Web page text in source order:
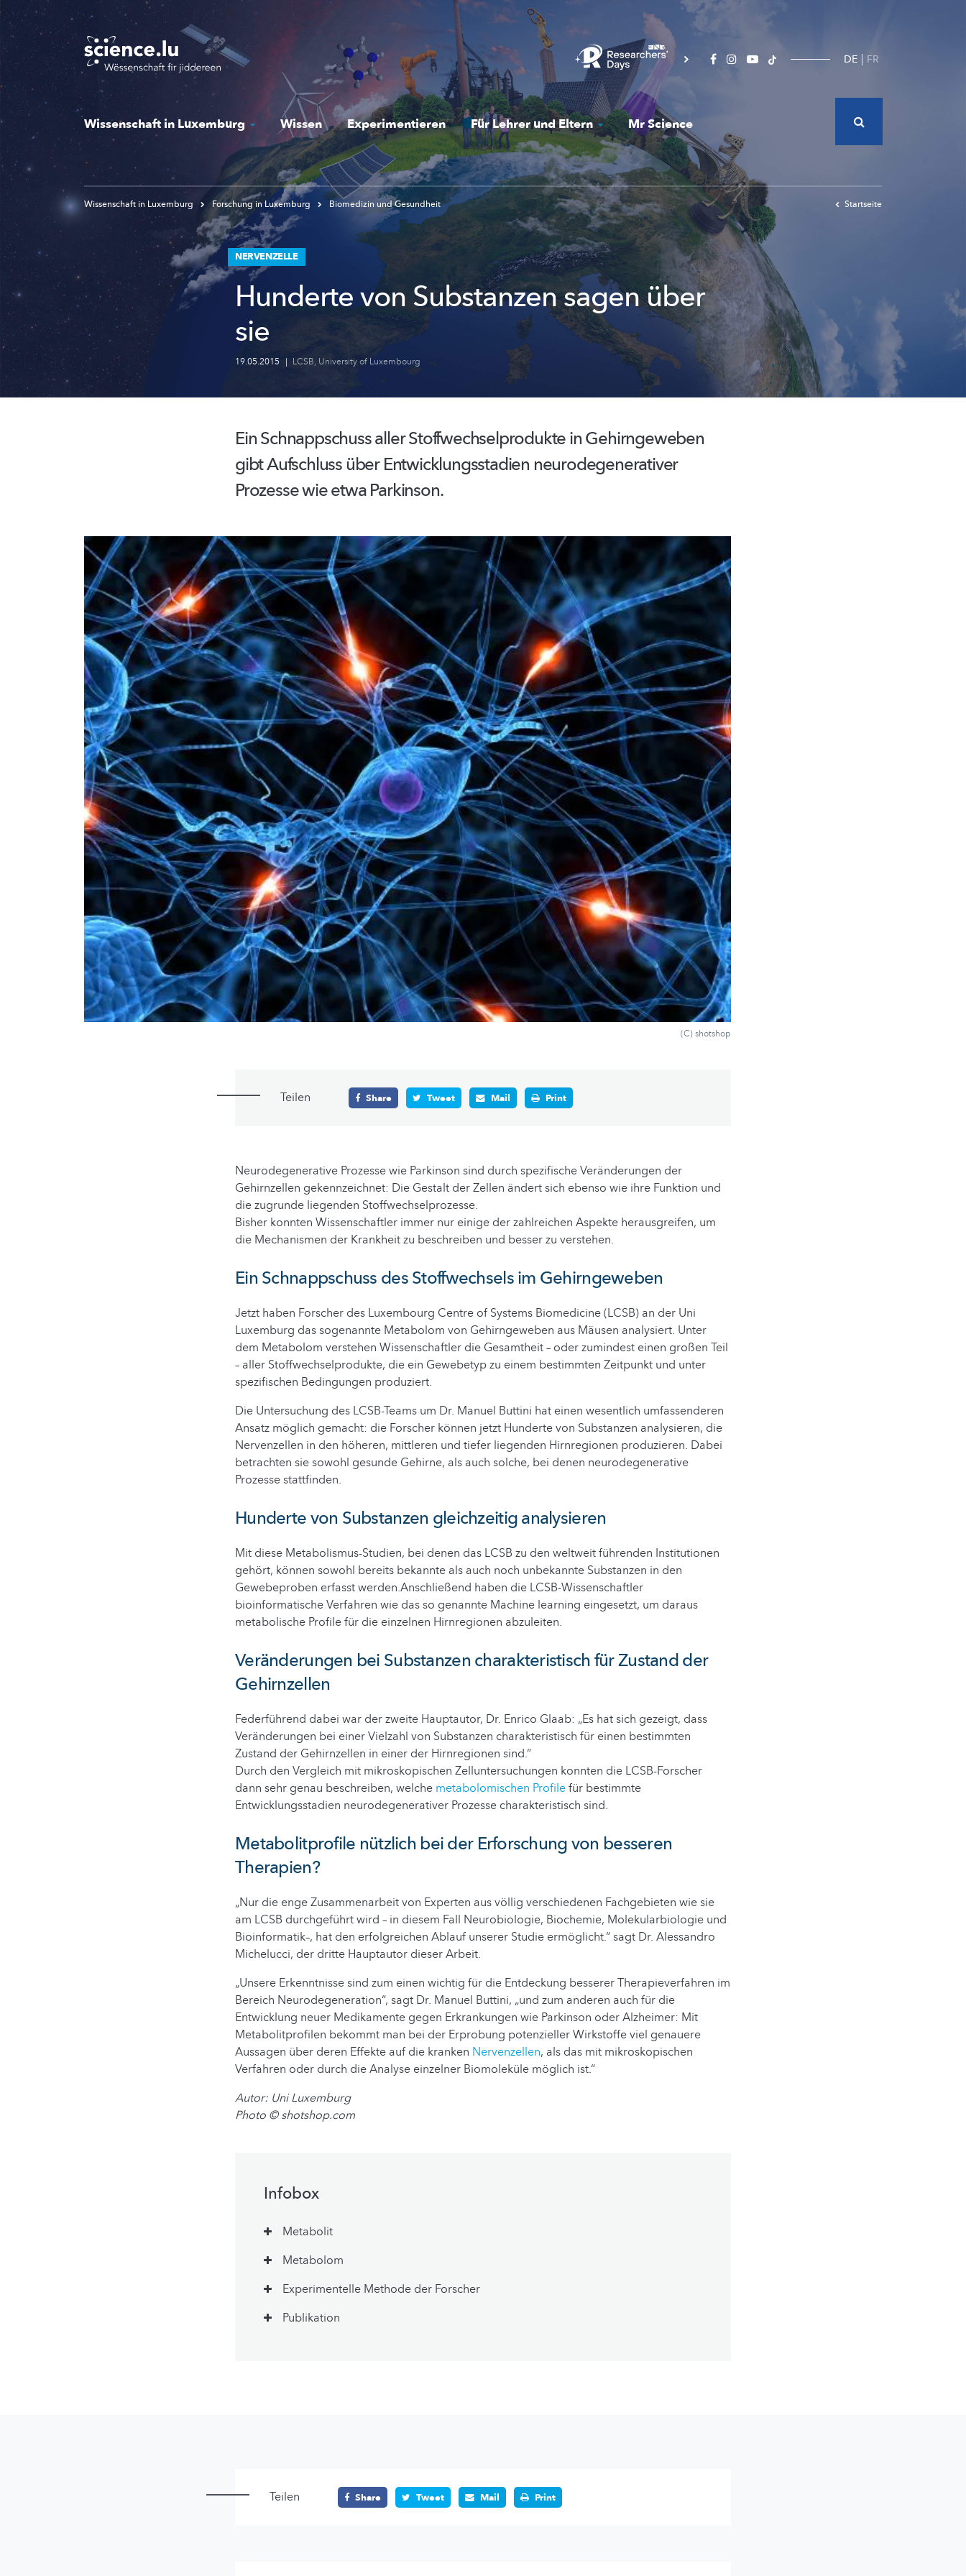
Skip
to
main
content
DE FR
Wissenschaft in Luxemburg Wissen Experimentieren Für Lehrer und Eltern Mr Science
Wissenschaft in Luxemburg Forschung in Luxemburg Biomedizin und Gesundheit Startseite
NERVENZELLE
Hunderte von Substanzen sagen über
sie
19.05.2015 | LCSB, University of Luxembourg
Ein Schnappschuss allerStoffwechselproduktein Gehirngeweben
gibt Aufschluss überEntwicklungsstadien neurodegenerativer
Prozesse wie etwa Parkinson.
(C) shotshop
Teilen Share Tweet Mail Print
Neurodegenerative Prozesse wie Parkinson sind durch spezifische Veränderungen der
Gehirnzellen gekennzeichnet: Die Gestalt der Zellen ändert sich ebenso wie ihre Funktion und
die zugrunde liegenden Stoffwechselprozesse.
Bisher konnten Wissenschaftler immer nur einige der zahlreichen Aspekte herausgreifen, um
die Mechanismen der Krankheit zu beschreiben und besser zu verstehen.
Ein Schnappschuss des Stoffwechsels im Gehirngeweben
Jetzt haben Forscher des Luxembourg Centre of Systems Biomedicine (LCSB) an der Uni
Luxemburg das sogenannte Metabolom von Gehirngeweben aus Mäusen analysiert. Unter
dem Metabolom verstehen Wissenschaftler die Gesamtheit – oder zumindest einen großen Teil
– aller Stoffwechselprodukte, die ein Gewebetyp zu einem bestimmten Zeitpunkt und unter
spezifischen Bedingungen produziert.
Die Untersuchung des LCSB-Teams um Dr. Manuel Buttini hat einen wesentlich umfassenderen
Ansatz möglich gemacht: die Forscher können jetzt Hunderte von Substanzen analysieren, die
Nervenzellen in den höheren, mittleren und tiefer liegenden Hirnregionen produzieren. Dabei
betrachten sie sowohl gesunde Gehirne, als auch solche, bei denen neurodegenerative
Prozesse stattfinden.
Hunderte von Substanzen gleichzeitig analysieren
Mit diese Metabolismus-Studien, bei denen das LCSB zu den weltweit führenden Institutionen
gehört, können sowohl bereits bekannte als auch noch unbekannte Substanzen in den
Gewebeproben erfasst werden.Anschließend haben die LCSB-Wissenschaftler
bioinformatische Verfahren wie das so genannte Machine learning eingesetzt, um daraus
metabolische Profile für die einzelnen Hirnregionen abzuleiten.
Veränderungen bei Substanzen charakteristisch für Zustand der
Gehirnzellen
Federführend dabei war der zweite Hauptautor, Dr. Enrico Glaab: „Es hat sich gezeigt, dass
Veränderungen bei einer Vielzahl von Substanzen charakteristisch für einen bestimmten
Zustand der Gehirnzellen in einer der Hirnregionen sind.“
Durch den Vergleich mit mikroskopischen Zelluntersuchungen konnten die LCSB-Forscher
dann sehr genau beschreiben, welche metabolomischen Profilefür bestimmte
Entwicklungsstadien neurodegenerativer Prozesse charakteristisch sind.
Metabolitprofile nützlich bei der Erforschung von besseren
Therapien?
„Nur die enge Zusammenarbeit von Experten aus völlig verschiedenen Fachgebieten wie sie
am LCSB durchgeführt wird – in diesem Fall Neurobiologie, Biochemie, Molekularbiologie und
Bioinformatik–, hat den erfolgreichen Ablauf unserer Studie ermöglicht.“ sagt Dr. Alessandro
Michelucci, der dritte Hauptautor dieser Arbeit.
„Unsere Erkenntnisse sind zum einen wichtig für die Entdeckung besserer Therapieverfahren im
Bereich Neurodegeneration“, sagt Dr. Manuel Buttini, „und zum anderen auch für die
Entwicklung neuer Medikamente gegen Erkrankungen wie Parkinson oder Alzheimer: Mit
Metabolitprofilen bekommt man bei der Erprobung potenzieller Wirkstoffe viel genauere
Aussagen über deren Effekte auf die kranken Nervenzellen, als das mit mikroskopischen
Verfahren oder durch die Analyse einzelner Biomoleküle möglich ist.“
Autor: Uni Luxemburg
Photo © shotshop.com
Infobox
Metabolit
Metabolom
Experimentelle Methode der Forscher
Publikation
Teilen Share Tweet Mail Print